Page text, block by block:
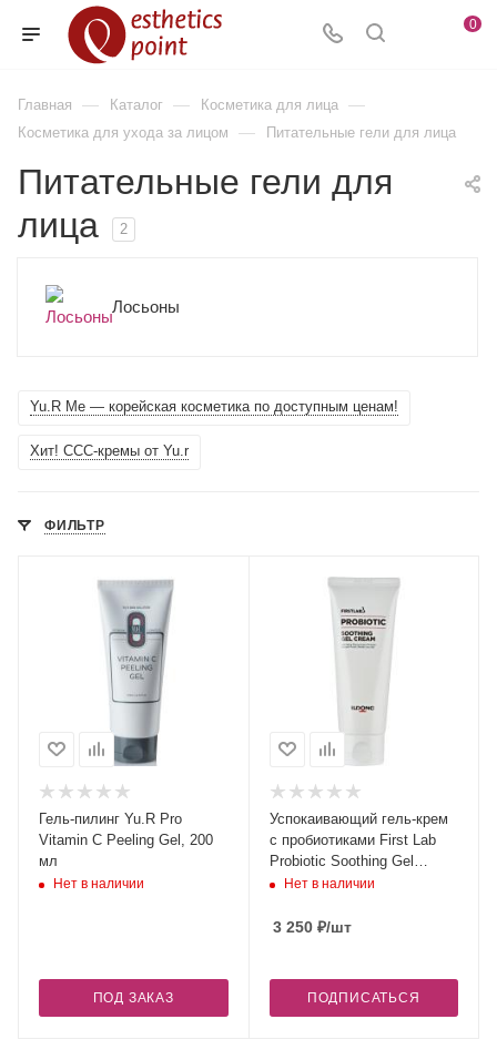
0
Главная — Каталог — Косметика для лица —
Косметика для ухода за лицом — Питательные гели для лица
Питательные гели для
лица
2
Лосьоны
Yu.R Me — корейская косметика по доступным ценам!
Хит! ССС-кремы от Yu.r
ФИЛЬТР
Гель-пилинг Yu.R Pro
Vitamin C Peeling Gel, 200
мл
Нет в наличии
ПОД ЗАКАЗ
Успокаивающий гель-крем
с пробиотиками First Lab
Probiotic Soothing Gel
Cream, 100 мл
Нет в наличии
3 250₽/шт
ПОДПИСАТЬСЯ